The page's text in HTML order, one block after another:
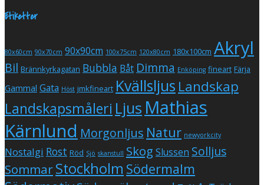
Etiketter
80x60cm 90x70cm 90x90cm 100x75cm 120x80cm 180x100cm Akryl
Bil Brännkyrkagatan Bubbla Båt Dimma Enköping fineart Färja
Gammal Gata Höst jmkfineart Kvällsljus Landskap
Landskapsmåleri Ljus Mathias
Kärnlund Morgonljus Natur newyorkcity
Nostalgi Rost Röd Sjö skanstull Skog Slussen Solljus
SommarStockholm Södermalm